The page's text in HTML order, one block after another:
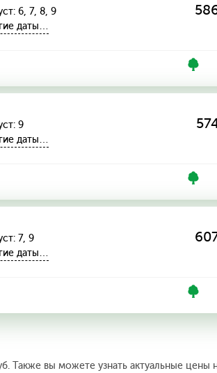
6, 7, 8, 9
даты…
9
даты…
7, 9
даты…
вы можете узнать актуальные цены